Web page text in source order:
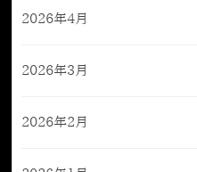
2026年4月
2026年3月
2026年2月